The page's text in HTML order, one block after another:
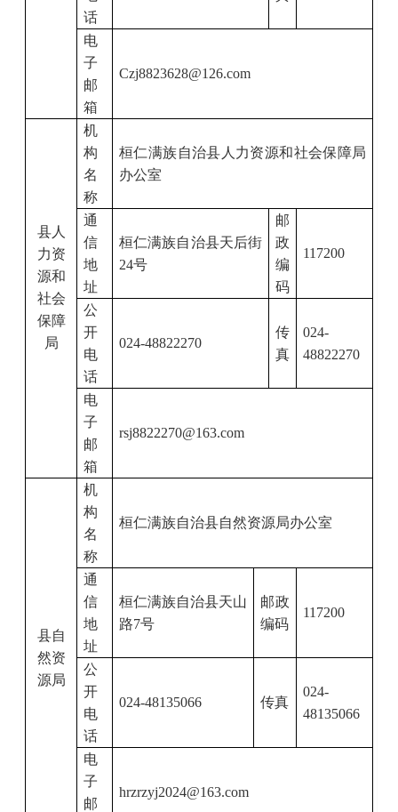
话
电
子
邮
箱
Czj8823628@126.com
县人
力资
源和
社会
保障
局
机
构
名
称
桓仁满族自治县人力资源和社会保障局
办公室
通
信
地
址
桓仁满族自治县天后街
24号
邮
政
编
码
117200
公
开
电
话
024-48822270
传
真
024-
48822270
电
子
邮
箱
rsj8822270@163.com
县自
然资
源局
机
构
名
称
桓仁满族自治县自然资源局办公室
通
信
地
址
桓仁满族自治县天山
路7号
邮政
编码
117200
公
开
电
话
024-48135066 传真
024-
48135066
电
子
邮
hrzrzyj2024@163.com